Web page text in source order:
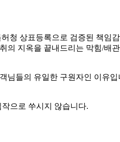
청 상표등록으로 검증된 책임
의 지옥을 끝내드리는 막힘/배관
님들의 유일한 구원자인 이유입
으로 쑤시지 않습니다.